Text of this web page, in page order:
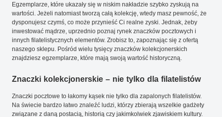
Egzemplarze, które ukazały się w niskim nakładzie szybko zyskują na
wartości. Jeżeli natomiast tworzą całą kolekcję, wtedy masz pewność, że
dysponujesz czymś, co może przynieść Ci realne zyski. Jednak, żeby
inwestować mądrze, uprzednio poznaj rynek znaczków pocztowych i
innych filatelistycznych elementów. Zrobisz to, zapoznając się z ofertą
naszego sklepu. Pośród wielu tysięcy znaczków kolekcjonerskich
znajdziesz egzemplarze, które mają swoją wartość historyczną.
Znaczki kolekcjonerskie – nie tylko dla filatelistów
Znaczki pocztowe to łakomy kąsek nie tylko dla zapalonych filatelistów.
Na świecie bardzo łatwo znaleźć ludzi, którzy zbierają wszelkie gadżety
związane z daną postacią, historią czy jakimkolwiek zjawiskiem kultury.